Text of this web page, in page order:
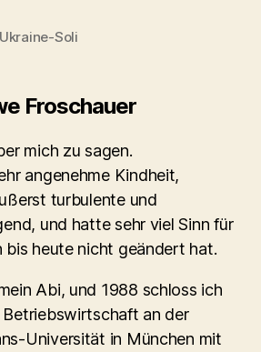
Ukraine-Soli
Froschauer
mich zu sagen.
angenehme Kindheit,
turbulente und
und hatte sehr viel Sinn für
bis heute nicht geändert hat.
Abi, und 1988 schloss ich
Betriebswirtschaft an der
Universität in München mit